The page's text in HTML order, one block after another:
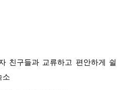
친구들과 교류하고 편안하게 쉴
소